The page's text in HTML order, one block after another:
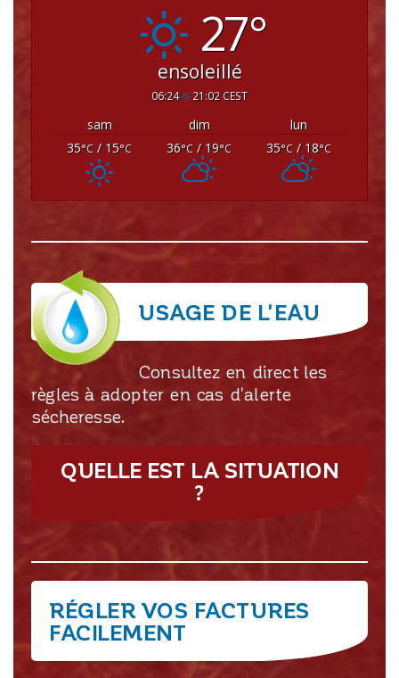
27°
ensoleillé
06:24 21:02 CEST
sam dim
lun
35°C / 15°C 36°C / 19°C 35°C / 18°C
USAGE DE L'EAU
Consultez en direct les
règles à adopter en cas d'alerte
sécheresse.
QUELLE EST LA SITUATION
?
RÉGLER VOS FACTURES
FACILEMENT